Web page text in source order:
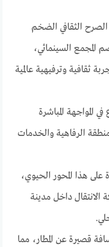
الثقافي الضخم
المجمع السينمائي،
ثقافية وترفيهية عالمية
المواجهة المباشرة
الرفاهية والخدمات
على هذا المحور الحيوي،
داخل مدينة
قصيرة عن المطار، مما